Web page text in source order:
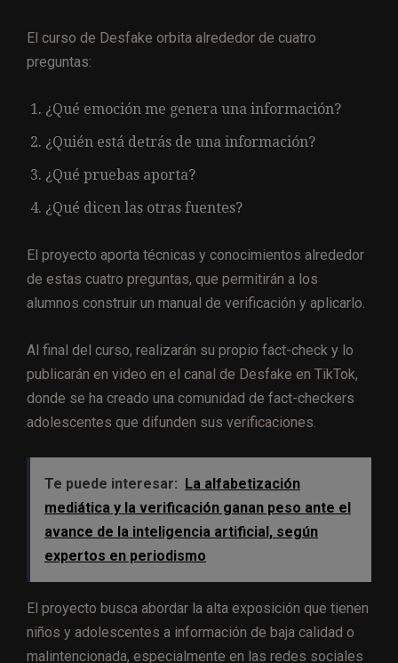
El curso de Desfake orbita alrededor de cuatro
preguntas:
¿Qué emoción me genera una información?
¿Quién está detrás de una información?
¿Qué pruebas aporta?
¿Qué dicen las otras fuentes?
El proyecto aporta técnicas y conocimientos alrededor
de estas cuatro preguntas, que permitirán a los
alumnos construir un manual de verificación y aplicarlo.
Al final del curso, realizarán su propio fact-check y lo
publicarán en video en el canal de Desfake en TikTok,
donde se ha creado una comunidad de fact-checkers
adolescentes que difunden sus verificaciones.
Te puede interesar: La alfabetización
mediática y la verificación ganan peso ante el
avance de la inteligencia artificial, según
expertos en periodismo
El proyecto busca abordar la alta exposición que tienen
niños y adolescentes a información de baja calidad o
malintencionada, especialmente en las redes sociales